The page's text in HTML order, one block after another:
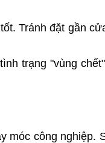
Tránh đặt gần
trạng "vùng
móc công nghiệp.